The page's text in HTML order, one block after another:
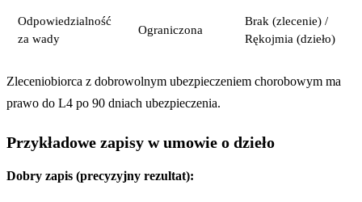
Odpowiedzialność
za wady
Ograniczona
Brak (zlecenie) /
Rękojmia (dzieło)
Zleceniobiorca z dobrowolnym ubezpieczeniem chorobowym ma
prawo do L4 po 90 dniach ubezpieczenia.
Przykładowe zapisy w umowie o dzieło
Dobry zapis (precyzyjny rezultat):